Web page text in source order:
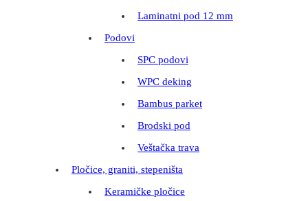
Laminatni pod 12 mm
Podovi
SPC podovi
WPC deking
Bambus parket
Brodski pod
Veštačka trava
Pločice, graniti, stepeništa
Keramičke pločice